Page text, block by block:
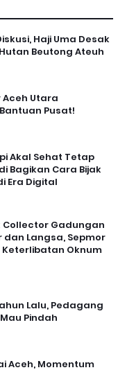
Haji Uma Desak
Beutong Ateuh
Utara
Pusat!
Akal Sehat Tetap
Bagikan Cara Bijak
Era Digital
Collector Gadungan
dan Langsa, Sepmor
Keterlibatan Oknum
Lalu, Pedagang
Pindah
Aceh, Momentum